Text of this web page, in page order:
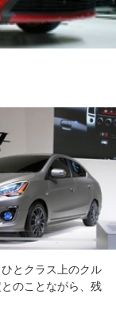
とクラス上のクル
のことながら、残